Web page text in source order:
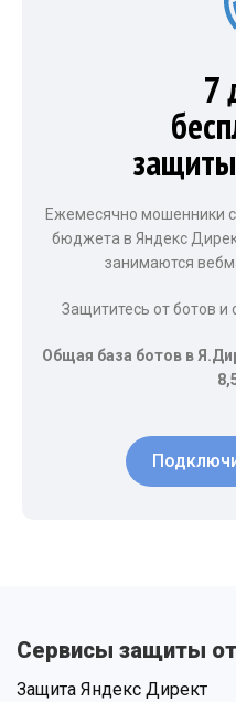
7
Ежемесячно мошенники
бюджета в Яндекс
занимаются
Защититесь от ботов и
Общая база ботов в
Сервисы защиты
Защита Яндекс Директ